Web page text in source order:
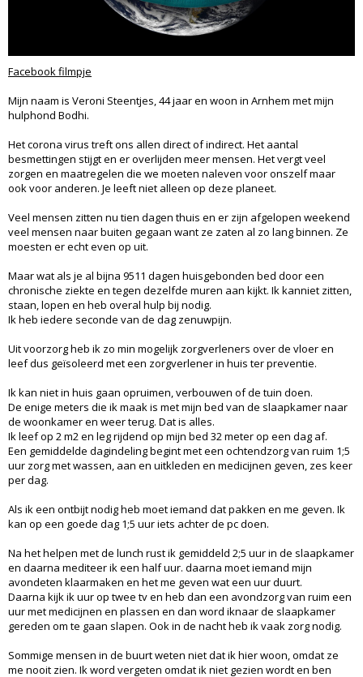
Facebook filmpje
Mijn naam is Veroni Steentjes, 44 jaar en woon in Arnhem met mijn
hulphond Bodhi.
Het corona virus treft ons allen direct of indirect. Het aantal
besmettingen stijgt en er overlijden meer mensen. Het vergt veel
zorgen en maatregelen die we moeten naleven voor onszelf maar
ook voor anderen. Je leeft niet alleen op deze planeet.
Veel mensen zitten nu tien dagen thuis en er zijn afgelopen weekend
veel mensen naar buiten gegaan want ze zaten al zo lang binnen. Ze
moesten er echt even op uit.
Maar wat als je al bijna 9511 dagen huisgebonden bed door een
chronische ziekte en tegen dezelfde muren aan kijkt. Ik kanniet zitten,
staan, lopen en heb overal hulp bij nodig.
Ik heb iedere seconde van de dag zenuwpijn.
Uit voorzorg heb ik zo min mogelijk zorgverleners over de vloer en
leef dus geïsoleerd met een zorgverlener in huis ter preventie.
Ik kan niet in huis gaan opruimen, verbouwen of de tuin doen.
De enige meters die ik maak is met mijn bed van de slaapkamer naar
de woonkamer en weer terug. Dat is alles.
Ik leef op 2 m2 en leg rijdend op mijn bed 32 meter op een dag af.
Een gemiddelde dagindeling begint met een ochtendzorg van ruim 1;5
uur zorg met wassen, aan en uitkleden en medicijnen geven, zes keer
per dag.
Als ik een ontbijt nodig heb moet iemand dat pakken en me geven. Ik
kan op een goede dag 1;5 uur iets achter de pc doen.
Na het helpen met de lunch rust ik gemiddeld 2;5 uur in de slaapkamer
en daarna mediteer ik een half uur. daarna moet iemand mijn
avondeten klaarmaken en het me geven wat een uur duurt.
Daarna kijk ik uur op twee tv en heb dan een avondzorg van ruim een
uur met medicijnen en plassen en dan word iknaar de slaapkamer
gereden om te gaan slapen. Ook in de nacht heb ik vaak zorg nodig.
Sommige mensen in de buurt weten niet dat ik hier woon, omdat ze
me nooit zien. Ik word vergeten omdat ik niet gezien wordt en ben